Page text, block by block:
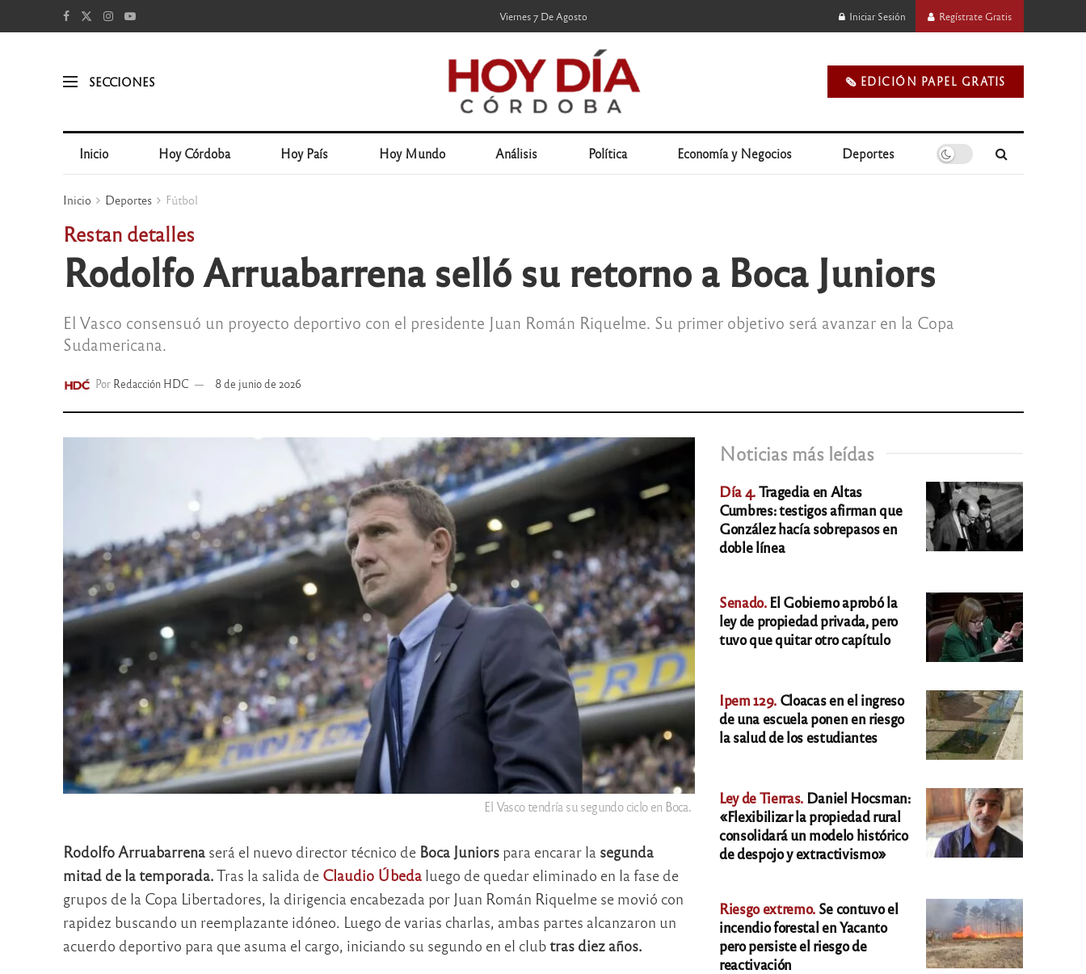
Viernes 7 De Agosto Iniciar Sesión Regístrate Gratis
SECCIONES 🗞️ EDICIÓN PAPEL GRATIS
Inicio Hoy Córdoba Hoy País Hoy Mundo Análisis Política Economía y Negocios Deportes
Inicio Deportes Fútbol
Restan detalles
Rodolfo Arruabarrena selló su retorno a Boca Juniors
El Vasco consensuó un proyecto deportivo con el presidente Juan Román Riquelme. Su primer objetivo será avanzar en la Copa
Sudamericana.
Por Redacción HDC 8 de junio de 2026
El Vasco tendría su segundo ciclo en Boca.
Rodolfo Arruabarrenaserá el nuevo director técnico de Boca Juniorspara encarar la segunda
mitad de la temporada.Tras la salida de Claudio Úbeda luego de quedar eliminado en la fase de
grupos de la Copa Libertadores, la dirigencia encabezada por Juan Román Riquelme se movió con
rapidez buscando un reemplazante idóneo. Luego de varias charlas, ambas partes alcanzaron un
acuerdo deportivo para que asuma el cargo, iniciando su segundo en el clubtras diez años.
Noticias más leídas
Día 4.Tragedia en Altas
Cumbres: testigos afirman que
González hacía sobrepasos en
doble línea
Senado.El Gobierno aprobó la
ley de propiedad privada, pero
tuvo que quitar otro capítulo
Ipem 129. Cloacas en el ingreso
de una escuela ponen en riesgo
la salud de los estudiantes
Ley de Tierras. Daniel Hocsman:
«Flexibilizar la propiedad rural
consolidará un modelo histórico
de despojo y extractivismo»
Riesgo extremo. Se contuvo el
incendio forestal en Yacanto
pero persiste el riesgo de
reactivación